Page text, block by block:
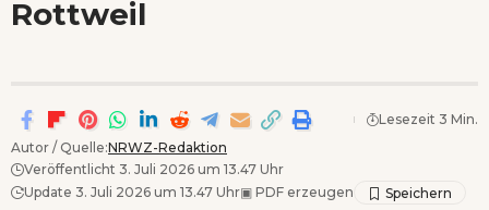
Rottweil
Autor / Quelle:NRWZ-Redaktion
Veröffentlicht 3. Juli 2026 um 13.47 Uhr
Update 3. Juli 2026 um 13.47 Uhr▣ PDF erzeugen
Lesezeit 3 Min.